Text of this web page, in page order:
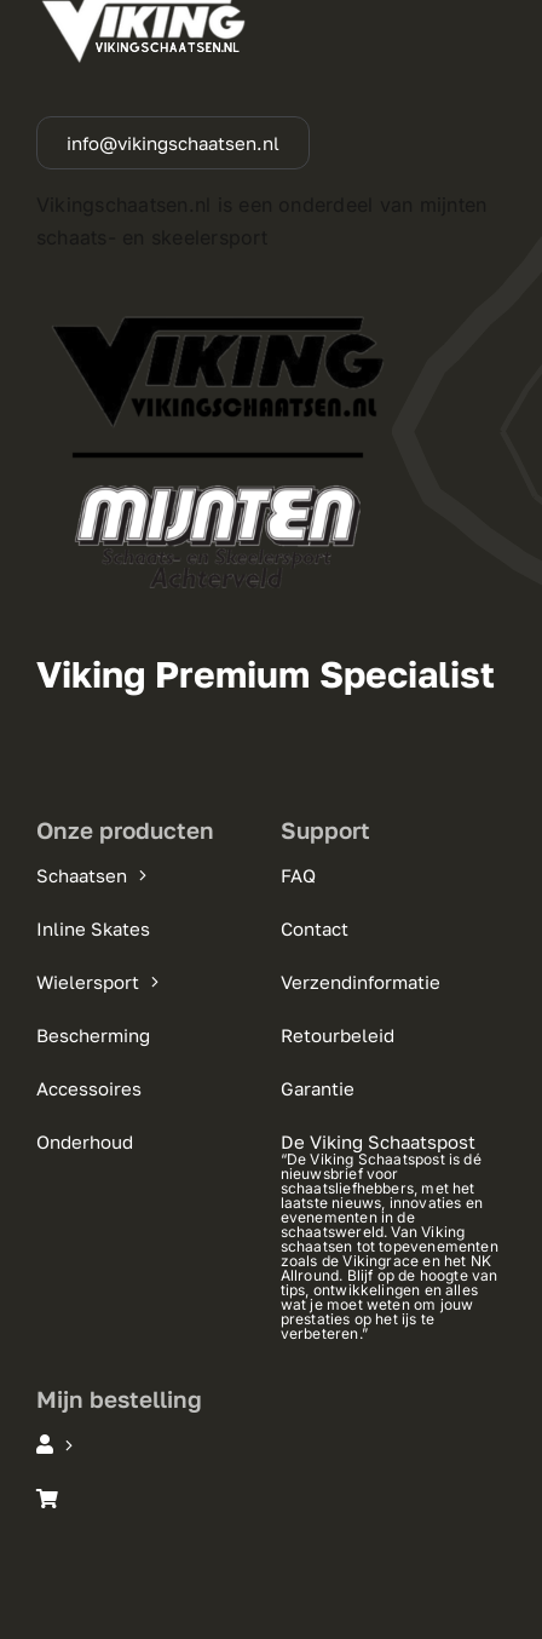
info@vikingschaatsen.nl
Viking Premium Specialist
Onze producten
Schaatsen
Inline Skates
Wielersport
Bescherming
Accessoires
Onderhoud
Support
FAQ
Contact
Verzendinformatie
Retourbeleid
Garantie
De Viking Schaatspost
“De Viking Schaatspost is dé
nieuwsbrief voor
schaatsliefhebbers, met het
laatste nieuws, innovaties en
evenementen in de
schaatswereld. Van Viking
schaatsen tot topevenementen
zoals de Vikingrace en het NK
Allround. Blijf op de hoogte van
tips, ontwikkelingen en alles
wat je moet weten om jouw
prestaties op het ijs te
verbeteren.”
Mijn bestelling